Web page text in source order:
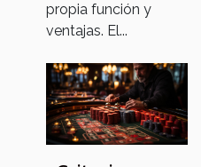
propia función y
ventajas. El...